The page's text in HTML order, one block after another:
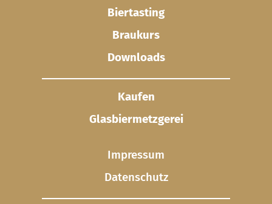
Biertasting
Braukurs
Downloads
Kaufen
Glasbier­metzgerei
Impressum
Datenschutz